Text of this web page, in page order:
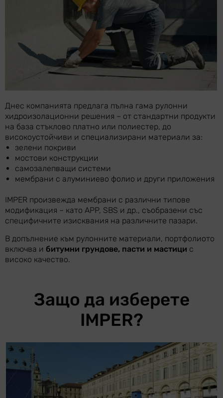
Днес компанията предлага пълна гама рулонни
хидроизолационни решения – от стандартни продукти
на база стъклово платно или полиестер, до
високоустойчиви и специализирани материали за:
зелени покриви
мостови конструкции
самозалепващи системи
мембрани с алуминиево фолио и други приложения
IMPER произвежда мембрани с различни типове
модификация – като APP, SBS и др., съобразени със
специфичните изисквания на различните пазари.
В допълнение към рулонните материали, портфолиото
включва и битумни грундове, пасти и мастици с
високо качество.
Защо да изберете
IMPER?